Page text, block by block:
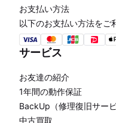
お支払い方法
以下のお支払い方法をご
サービス
お友達の紹介
1年間の動作保証
BackUp（修理復旧サービ
中古買取